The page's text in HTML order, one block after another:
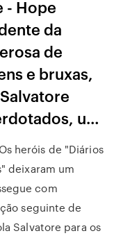
- Hope
da
de
e bruxas,
u…
heróis de "Diários
deixaram um
com
seguinte de
Salvatore para os